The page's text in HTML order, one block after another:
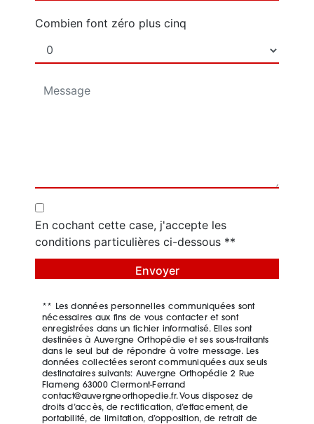
Combien font zéro plus cinq
En cochant cette case, j'accepte les
conditions particulières ci-dessous **
Envoyer
** Les données personnelles communiquées sont
nécessaires aux fins de vous contacter et sont
enregistrées dans un fichier informatisé. Elles sont
destinées à Auvergne Orthopédie et ses sous-traitants
dans le seul but de répondre à votre message. Les
données collectées seront communiquées aux seuls
destinataires suivants: Auvergne Orthopédie 2 Rue
Flameng 63000 Clermont-Ferrand
contact@auvergneorthopedie.fr. Vous disposez de
droits d’accès, de rectification, d’effacement, de
portabilité, de limitation, d’opposition, de retrait de